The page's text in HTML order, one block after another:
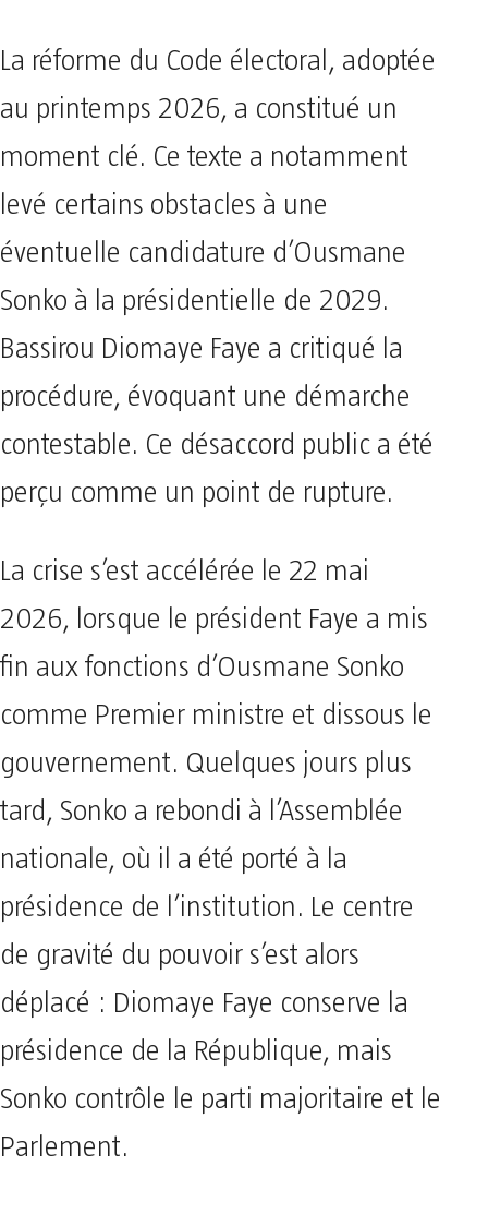
La réforme du Code électoral, adoptée
au printemps 2026, a constitué un
moment clé. Ce texte a notamment
levé certains obstacles à une
éventuelle candidature d’Ousmane
Sonko à la présidentielle de 2029.
Bassirou Diomaye Faye a critiqué la
procédure, évoquant une démarche
contestable. Ce désaccord public a été
perçu comme un point de rupture.
La crise s’est accélérée le 22 mai
2026, lorsque le président Faye a mis
fin aux fonctions d’Ousmane Sonko
comme Premier ministre et dissous le
gouvernement. Quelques jours plus
tard, Sonko a rebondi à l’Assemblée
nationale, où il a été porté à la
présidence de l’institution. Le centre
de gravité du pouvoir s’est alors
déplacé : Diomaye Faye conserve la
présidence de la République, mais
Sonko contrôle le parti majoritaire et le
Parlement.